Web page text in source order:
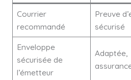
Courrier
recommandé
Preuve
sécurisé
Enveloppe
sécurisée de
l’émetteur
Adaptée,